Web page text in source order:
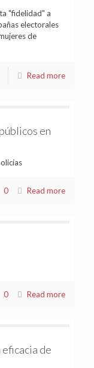
"fidelidad" a
electorales
de
Read more
en
0 Read more
0 Read more
de